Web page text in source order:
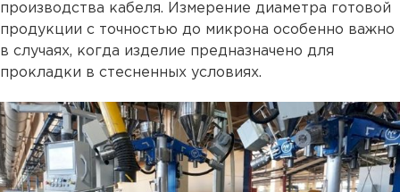
производства кабеля. Измерение диаметра готовой
продукции с точностью до микрона особенно важно
в случаях, когда изделие предназначено для
прокладки в стесненных условиях.